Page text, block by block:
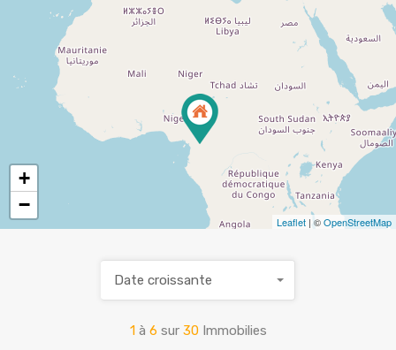
+
−
Leaflet | ©OpenStreetMap
1 à 6 sur 30 Immobilies
Date croissante